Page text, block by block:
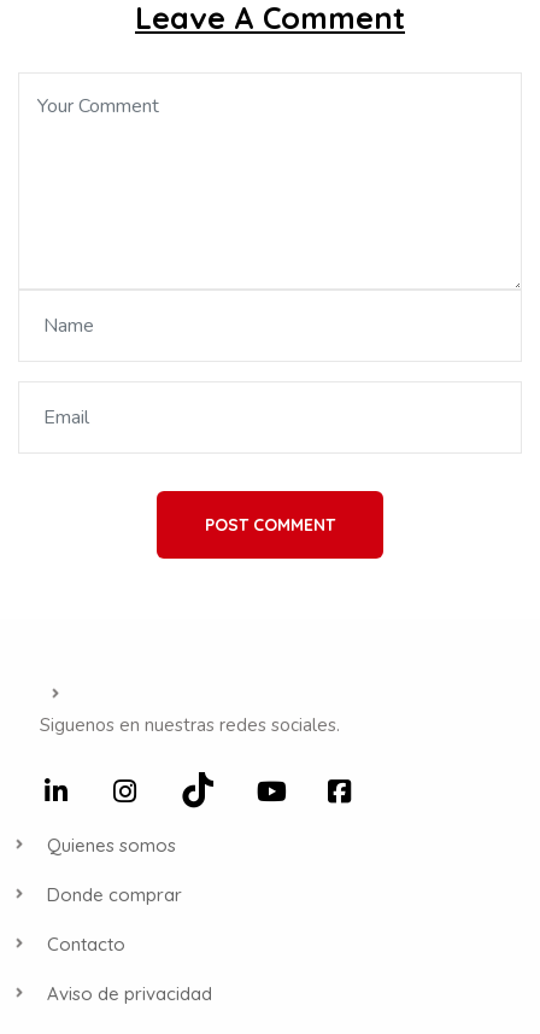
Leave A Comment
POST COMMENT
Siguenos en nuestras redes sociales.
Quienes somos
Donde comprar
Contacto
Aviso de privacidad